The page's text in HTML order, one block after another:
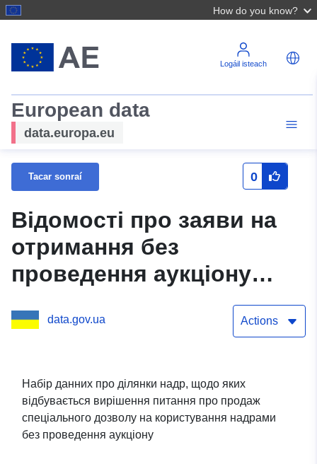
How do you know?
Logáil isteach
European data
data.europa.eu
Tacar sonraí 0
Відомості про заяви на
отримання без
проведення аукціону
(електронних торгів),
продовження строку дії,
спеціальних дозволів на
користування надрами
data.gov.ua Actions
Набір данних про ділянки надр, щодо яких
відбувається вирішення питання про продаж
спеціального дозволу на користування надрами
без проведення аукціону